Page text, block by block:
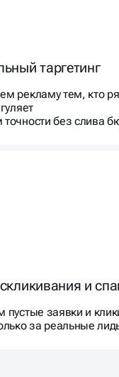
таргетинг
рекламу тем, кто
без слива
и
пустые заявки и
за реальные